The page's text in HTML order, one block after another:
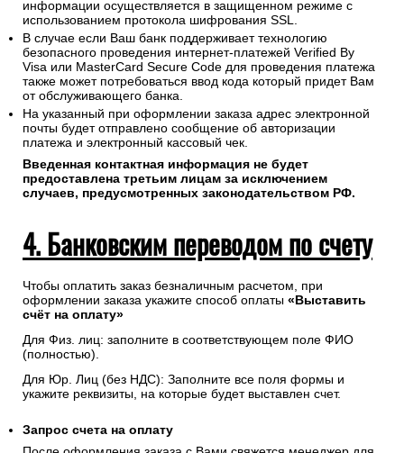
информации осуществляется в защищенном режиме с
использованием протокола шифрования SSL.
В случае если Ваш банк поддерживает технологию
безопасного проведения интернет-платежей Verified By
Visa или MasterCard Secure Code для проведения платежа
также может потребоваться ввод кода который придет Вам
от обслуживающего банка.
На указанный при оформлении заказа адрес электронной
почты будет отправлено сообщение об авторизации
платежа и электронный кассовый чек.
Введенная контактная информация не будет
предоставлена третьим лицам за исключением
случаев, предусмотренных законодательством РФ.
4. Банковским переводом по счету
Чтобы оплатить заказ безналичным расчетом, при
оформлении заказа укажите способ оплаты «Выставить
счёт на оплату»
Для Физ. лиц: заполните в соответствующем поле ФИО
(полностью).
Для Юр. Лиц (без НДС): Заполните все поля формы и
укажите реквизиты, на которые будет выставлен счет.
Запрос счета на оплату